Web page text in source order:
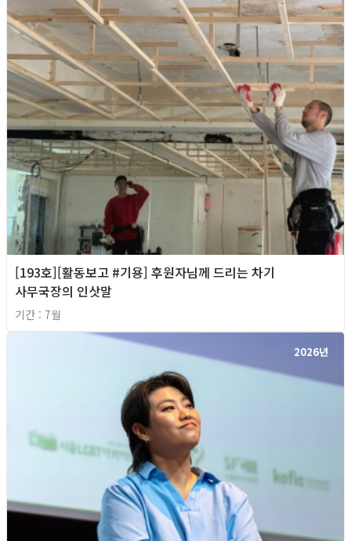
[193호][활동보고 #기용] 후원자님께 드리는 차기
사무국장의 인삿말
기간 : 7월
2026년